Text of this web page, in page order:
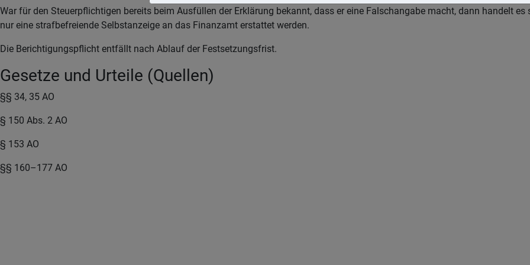
War für den Steuerpflichtigen bereits beim Ausfüllen der Erklärung bekannt, dass er eine Falschangabe macht, dann handelt
nur eine strafbefreiende Selbstanzeige an das Finanzamt erstattet werden.
Die Berichtigungspflicht entfällt nach Ablauf der Festsetzungsfrist.
Gesetze und Urteile (Quellen)
§§ 34, 35 AO
§ 150 Abs. 2 AO
§ 153 AO
§§ 160–177 AO